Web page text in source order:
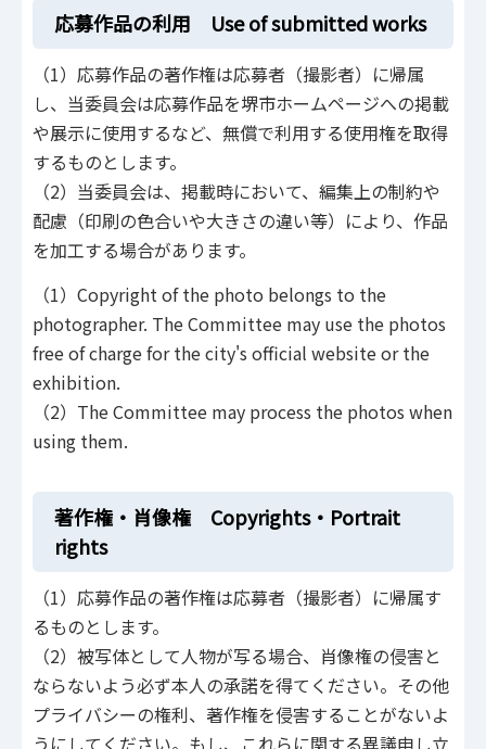
応募作品の利用 Use of submitted works
（1）応募作品の著作権は応募者（撮影者）に帰属
し、当委員会は応募作品を堺市ホームページへの掲載
や展示に使用するなど、無償で利用する使用権を取得
するものとします。
（2）当委員会は、掲載時において、編集上の制約や
配慮（印刷の色合いや大きさの違い等）により、作品
を加工する場合があります。
（1）Copyright of the photo belongs to the
photographer. The Committee may use the photos
free of charge for the city's official website or the
exhibition.
（2）The Committee may process the photos when
using them.
著作権・肖像権 Copyrights・Portrait
rights
（1）応募作品の著作権は応募者（撮影者）に帰属す
るものとします。
（2）被写体として人物が写る場合、肖像権の侵害と
ならないよう必ず本人の承諾を得てください。その他
プライバシーの権利、著作権を侵害することがないよ